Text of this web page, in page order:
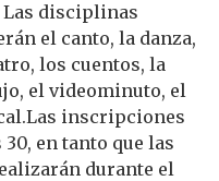
Las disciplinas
el canto, la danza,
los cuentos, la
el videominuto, el
inscripciones
en tanto que las
durante el